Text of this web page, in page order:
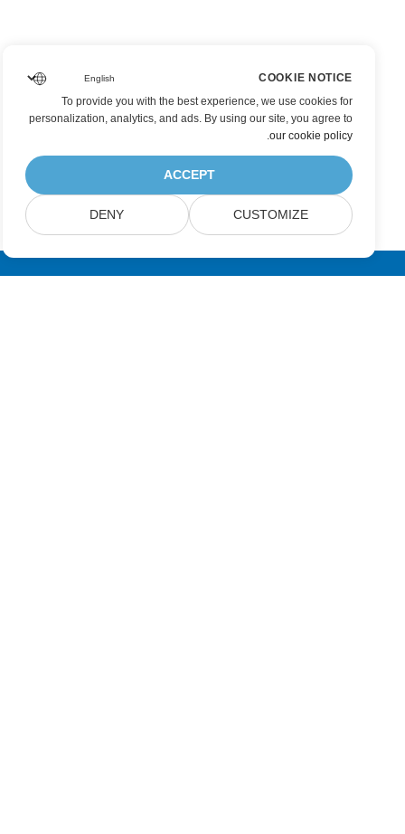
COOKIE NOTICE
To provide you with the best experience, we use cookies for
personalization, analytics, and ads. By using our site, you agree to
our cookie policy
.
ACCEPT
CUSTOMIZE
DENY